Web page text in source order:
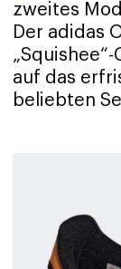
zweites
Der adidas
auf das
beliebten